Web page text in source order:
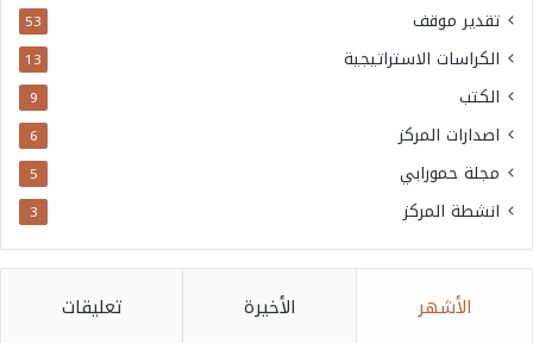
تقدير موقف 53
الكراسات الاستراتيجية 13
الكتب 9
اصدارات المركز 6
مجلة حمورابي 5
انشطة المركز 3
الأشهر الأخيرة تعليقات